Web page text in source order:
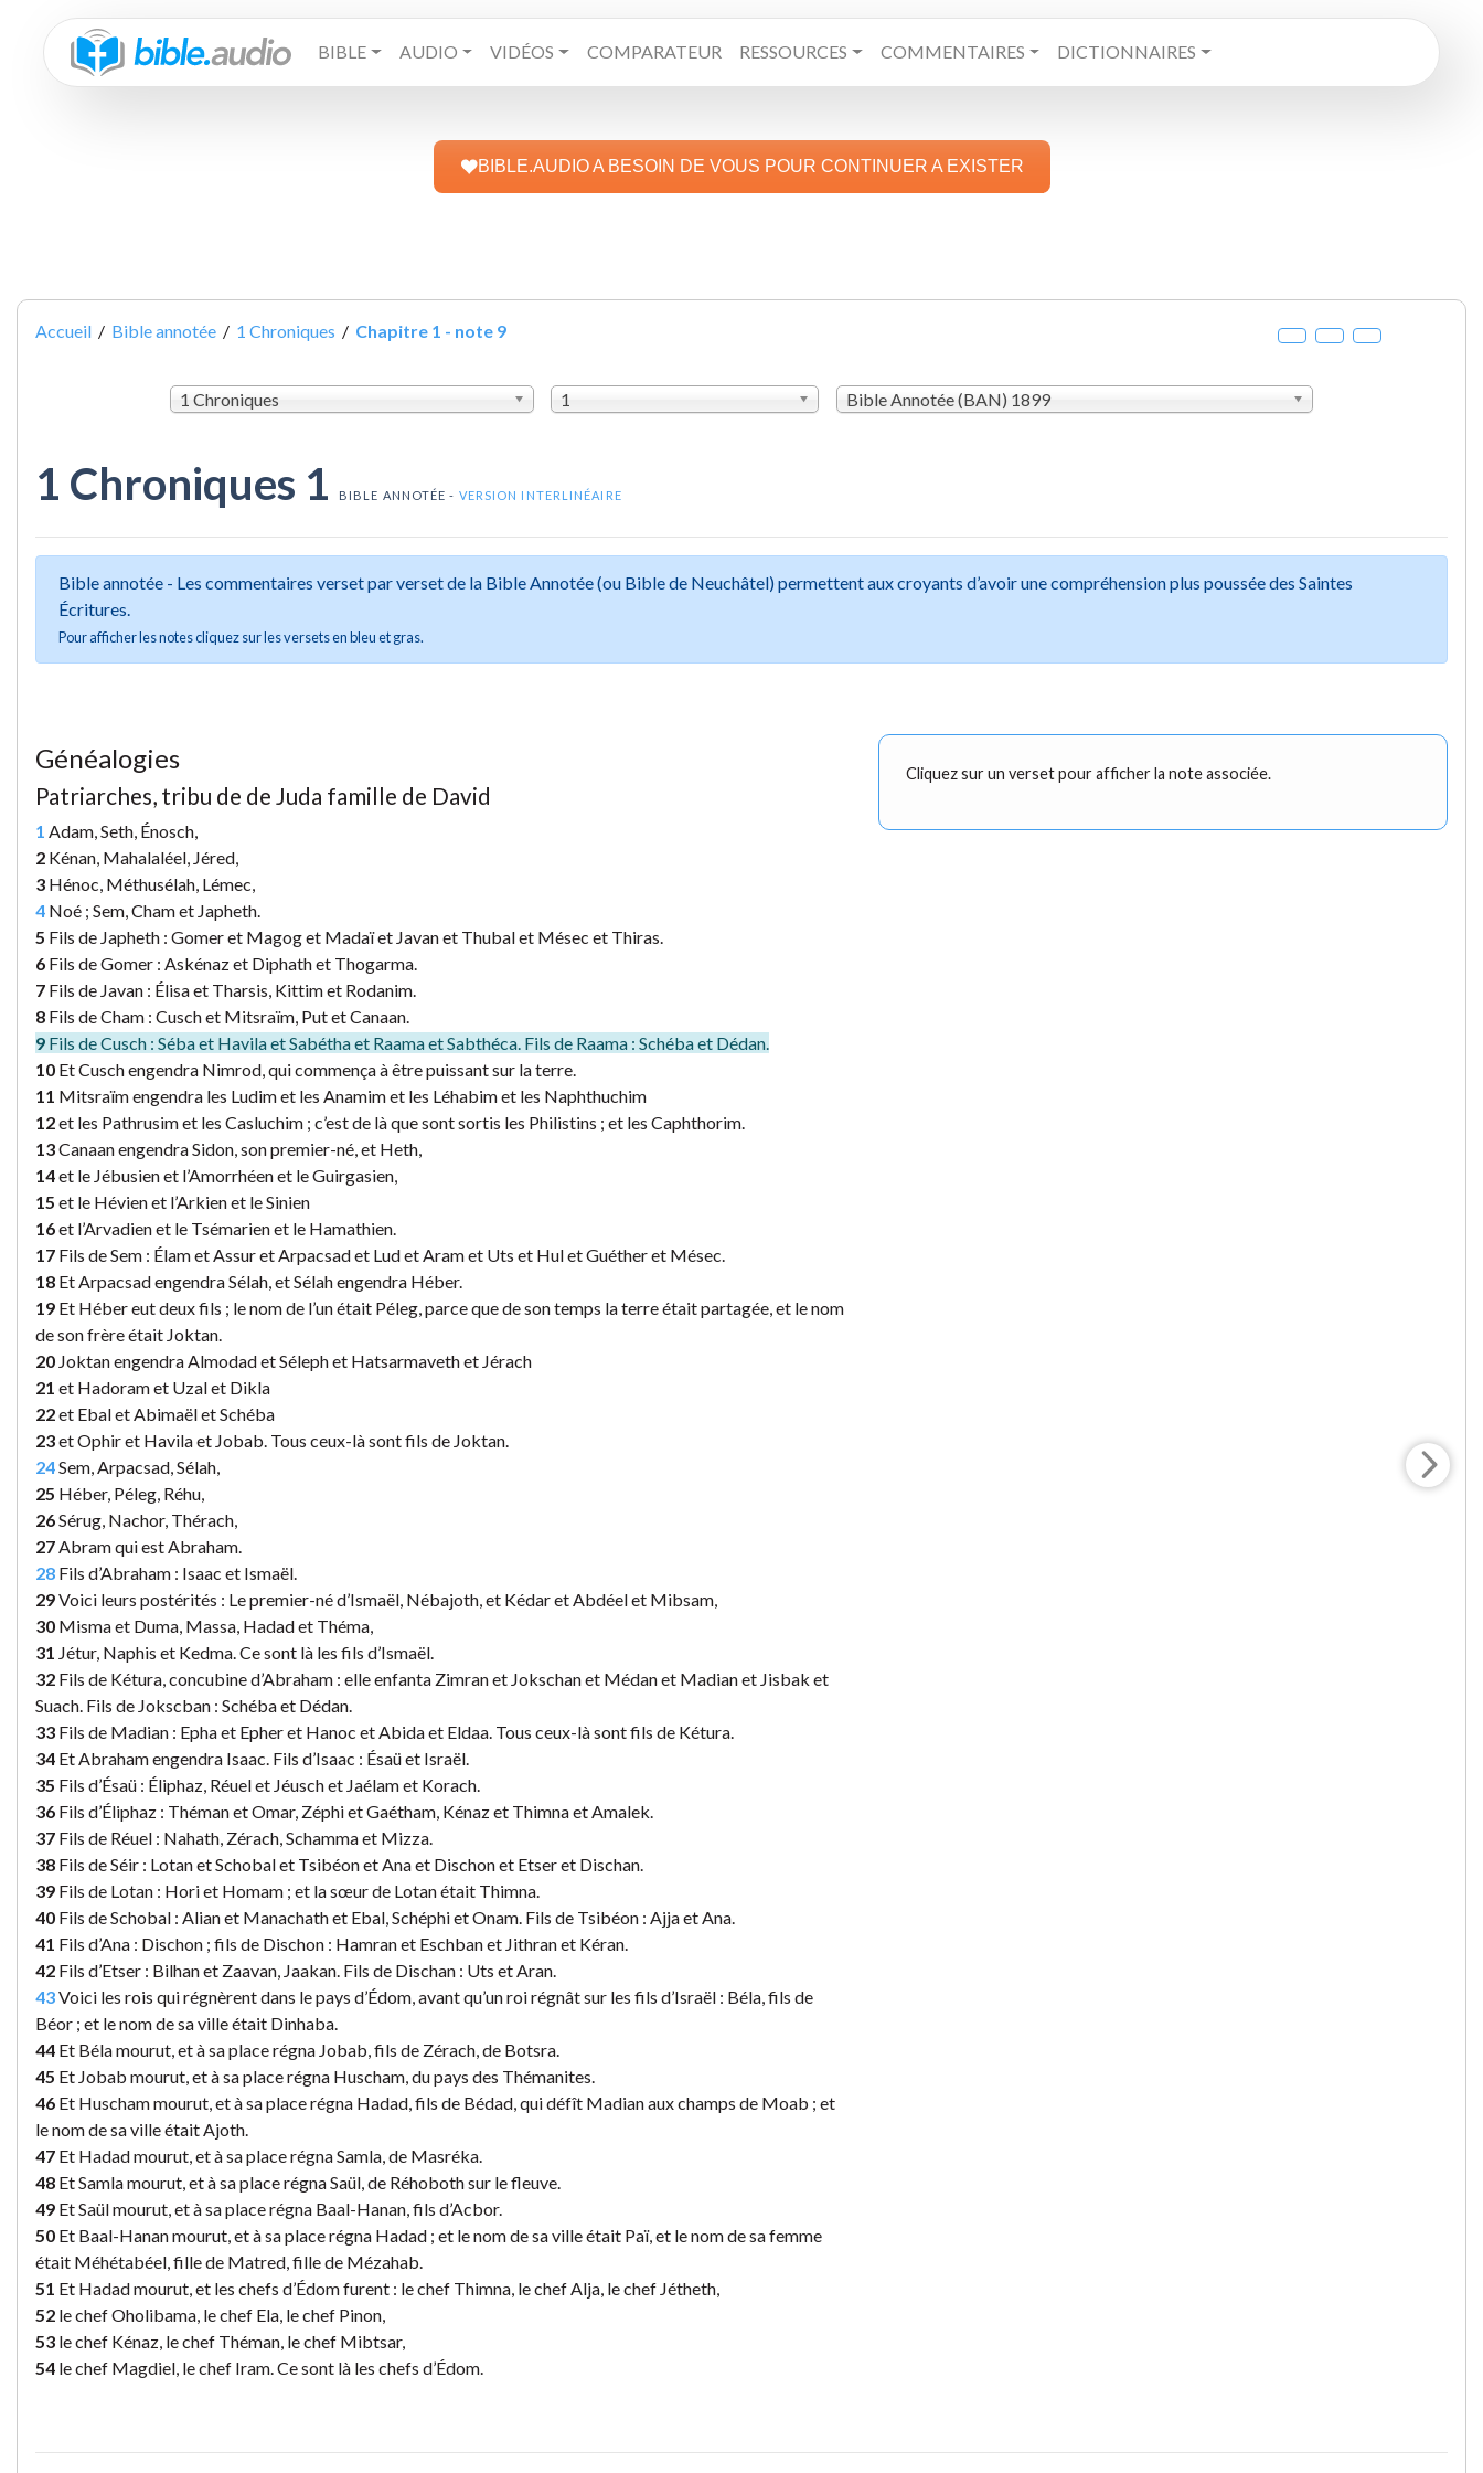
BIBLE AUDIO VIDÉOS COMPARATEUR RESSOURCES COMMENTAIRES DICTIONNAIRES
BIBLE.AUDIO A BESOIN DE VOUS POUR CONTINUER A EXISTER
Accueil / Bible annotée / 1 Chroniques / Chapitre 1 - note 9
1 Chroniques 1 Bible Annotée (BAN) 1899
1 Chroniques 1 BIBLE ANNOTÉE - VERSION INTERLINÉAIRE
Bible annotée - Les commentaires verset par verset de la Bible Annotée (ou Bible de Neuchâtel) permettent aux croyants d’avoir une compréhension plus poussée des Saintes
Écritures.
Pour afficher les notes cliquez sur les versets en bleu et gras.
Généalogies
Patriarches, tribu de de Juda famille de David
1 Adam, Seth, Énosch,
2 Kénan, Mahalaléel, Jéred,
3 Hénoc, Méthusélah, Lémec,
4 Noé ; Sem, Cham et Japheth.
5 Fils de Japheth : Gomer et Magog et Madaï et Javan et Thubal et Mésec et Thiras.
6 Fils de Gomer : Askénaz et Diphath et Thogarma.
7 Fils de Javan : Élisa et Tharsis, Kittim et Rodanim.
8 Fils de Cham : Cusch et Mitsraïm, Put et Canaan.
9 Fils de Cusch : Séba et Havila et Sabétha et Raama et Sabthéca. Fils de Raama : Schéba et Dédan.
10 Et Cusch engendra Nimrod, qui commença à être puissant sur la terre.
11 Mitsraïm engendra les Ludim et les Anamim et les Léhabim et les Naphthuchim
12et les Pathrusim et les Casluchim ; c’est de là que sont sortis les Philistins ; et les Caphthorim.
13Canaan engendra Sidon, son premier-né, et Heth,
14et le Jébusien et l’Amorrhéen et le Guirgasien,
15 et le Hévien et l’Arkien et le Sinien
16et l’Arvadien et le Tsémarien et le Hamathien.
17 Fils de Sem : Élam et Assur et Arpacsad et Lud et Aram et Uts et Hul et Guéther et Mésec.
18 Et Arpacsad engendra Sélah, et Sélah engendra Héber.
19 Et Héber eut deux fils ; le nom de l’un était Péleg, parce que de son temps la terre était partagée, et le nom
de son frère était Joktan.
20 Joktan engendra Almodad et Séleph et Hatsarmaveth et Jérach
21 et Hadoram et Uzal et Dikla
22et Ebal et Abimaël et Schéba
23et Ophir et Havila et Jobab. Tous ceux-là sont fils de Joktan.
24Sem, Arpacsad, Sélah,
25 Héber, Péleg, Réhu,
26Sérug, Nachor, Thérach,
27Abram qui est Abraham.
28 Fils d’Abraham : Isaac et Ismaël.
29Voici leurs postérités : Le premier-né d’Ismaël, Nébajoth, et Kédar et Abdéel et Mibsam,
30 Misma et Duma, Massa, Hadad et Théma,
31 Jétur, Naphis et Kedma. Ce sont là les fils d’Ismaël.
32 Fils de Kétura, concubine d’Abraham : elle enfanta Zimran et Jokschan et Médan et Madian et Jisbak et
Suach. Fils de Jokscban : Schéba et Dédan.
33 Fils de Madian : Epha et Epher et Hanoc et Abida et Eldaa. Tous ceux-là sont fils de Kétura.
34 Et Abraham engendra Isaac. Fils d’Isaac : Ésaü et Israël.
35 Fils d’Ésaü : Éliphaz, Réuel et Jéusch et Jaélam et Korach.
36 Fils d’Éliphaz : Théman et Omar, Zéphi et Gaétham, Kénaz et Thimna et Amalek.
37 Fils de Réuel : Nahath, Zérach, Schamma et Mizza.
38 Fils de Séir : Lotan et Schobal et Tsibéon et Ana et Dischon et Etser et Dischan.
39 Fils de Lotan : Hori et Homam ; et la sœur de Lotan était Thimna.
40 Fils de Schobal : Alian et Manachath et Ebal, Schéphi et Onam. Fils de Tsibéon : Ajja et Ana.
41 Fils d’Ana : Dischon ; fils de Dischon : Hamran et Eschban et Jithran et Kéran.
42 Fils d’Etser : Bilhan et Zaavan, Jaakan. Fils de Dischan : Uts et Aran.
43Voici les rois qui régnèrent dans le pays d’Édom, avant qu’un roi régnât sur les fils d’Israël : Béla, fils de
Béor ; et le nom de sa ville était Dinhaba.
44 Et Béla mourut, et à sa place régna Jobab, fils de Zérach, de Botsra.
45 Et Jobab mourut, et à sa place régna Huscham, du pays des Thémanites.
46 Et Huscham mourut, et à sa place régna Hadad, fils de Bédad, qui défît Madian aux champs de Moab ; et
le nom de sa ville était Ajoth.
47 Et Hadad mourut, et à sa place régna Samla, de Masréka.
48 Et Samla mourut, et à sa place régna Saül, de Réhoboth sur le fleuve.
49 Et Saül mourut, et à sa place régna Baal-Hanan, fils d’Acbor.
50 Et Baal-Hanan mourut, et à sa place régna Hadad ; et le nom de sa ville était Paï, et le nom de sa femme
était Méhétabéel, fille de Matred, fille de Mézahab.
51 Et Hadad mourut, et les chefs d’Édom furent : le chef Thimna, le chef Alja, le chef Jétheth,
52 le chef Oholibama, le chef Ela, le chef Pinon,
53 le chef Kénaz, le chef Théman, le chef Mibtsar,
54 le chef Magdiel, le chef Iram. Ce sont là les chefs d’Édom.
Cliquez sur un verset pour afficher la note associée.